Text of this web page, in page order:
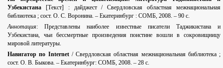
Узбекистана [Текст] : дайджест / Свердловская областная межнациональная
библиотека ; сост. О. С. Воронина. – Екатеринбург : СОМБ, 2008. – 90 с.
Аннотация: Представлены наиболее известные писатели Таджикистана и
Узбекистана, чьи бессмертные произведения поистине вошли в сокровищницу
мировой литературы.
Навигатор по Internet/ Свердловская областная межнациональная библиотека ;
сост. О. В. Быкова. – Екатеринбург: СОМБ, 2008. – 28 с.